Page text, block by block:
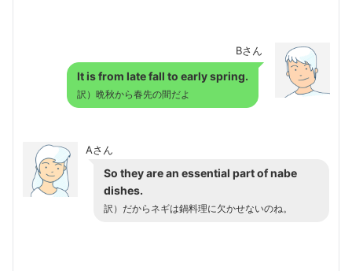
Bさん
It is from late fall to early spring.
訳）晩秋から春先の間だよ
Aさん
So they are an essential part of nabe
dishes.
訳）だからネギは鍋料理に欠かせないのね。